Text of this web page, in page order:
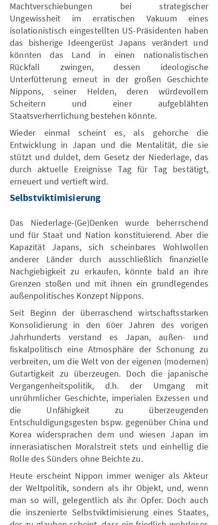
Machtverschiebungen bei strategischer
Ungewissheit im erratischen Vakuum eines
isolationistisch eingestellten US-Präsidenten haben
das bisherige Ideengerüst Japans verändert und
könnten das Land in einen nationalistischen
Rückfall zwingen, dessen ideologische
Unterfütterung erneut in der großen Geschichte
Nippons, seiner Helden, deren würdevollem
Scheitern und einer aufgeblähten
Staatsverherrlichung bestehen könnte.
Wieder einmal scheint es, als gehorche die
Entwicklung in Japan und die Mentalität, die sie
stützt und duldet, dem Gesetz der Niederlage, das
durch aktuelle Ereignisse Tag für Tag bestätigt,
erneuert und vertieft wird.
Selbstviktimisierung
Das Niederlage-(Ge)Denken wurde beherrschend
und für Staat und Nation konstituierend. Aber die
Kapazität Japans, sich scheinbares Wohlwollen
anderer Länder durch ausschließlich finanzielle
Nachgiebigkeit zu erkaufen, könnte bald an ihre
Grenzen stoßen und mit ihnen ein grundlegendes
außenpolitisches Konzept Nippons.
Seit Beginn der überraschend wirtschaftsstarken
Konsolidierung in den 60er Jahren des vorigen
Jahrhunderts verstand es Japan, außen- und
fiskalpolitisch eine Atmosphäre der Schonung zu
verbreiten, um die Welt von der eigenen (modernen)
Gutartigkeit zu überzeugen. Doch die japanische
Vergangenheitspolitik, d.h. der Umgang mit
unrühmlicher Geschichte, imperialen Exzessen und
die Unfähigkeit zu überzeugenden
Entschuldigungsgesten bspw. gegenüber China und
Korea widersprachen dem und wiesen Japan im
innerasiatischen Moralstreit stets und einhellig die
Rolle des Sünders ohne Beichte zu.
Heute erscheint Nippon immer weniger als Akteur
der Weltpolitik, sondern als ihr Objekt, und, wenn
man so will, gelegentlich als ihr Opfer. Doch auch
die inszenierte Selbstviktimisierung eines Staates,